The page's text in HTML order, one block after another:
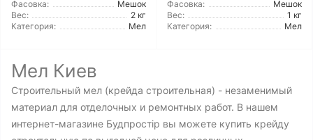
Фасовка:
Мешок
Вес:
2 кг
Категория:
Мел
Фасовка:
Мешок
Вес:
1 кг
Категория:
Мел
Мел Киев
Строительный мел (крейда строительная) - незаменимый
материал для отделочных и ремонтных работ. В нашем
интернет-магазине Будпростір вы можете купить крейду